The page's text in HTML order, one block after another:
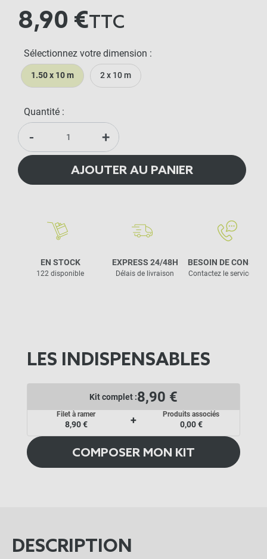
8,90 €TTC
Sélectionnez votre dimension :
1.50 x 10 m 2 x 10 m
Quantité :
- +
AJOUTER AU PANIER
EN STOCK
122 disponible
EXPRESS 24/48H
Délais de livraison
BESOIN DE CONSEIL
Contactez le service
LES INDISPENSABLES
Kit complet :8,90 €
Filet à ramer
8,90 € +
Produits associés
0,00 €
COMPOSER MON KIT
DESCRIPTION